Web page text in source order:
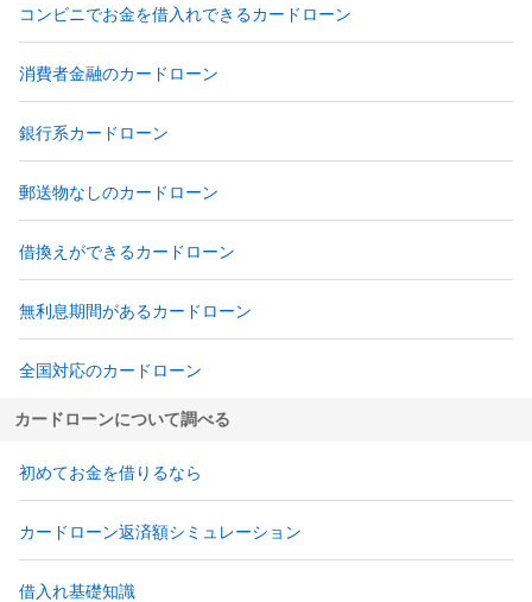
コンビニでお金を借入れできるカードローン
消費者金融のカードローン
銀行系カードローン
郵送物なしのカードローン
借換えができるカードローン
無利息期間があるカードローン
全国対応のカードローン
カードローンについて調べる
初めてお金を借りるなら
カードローン返済額シミュレーション
借入れ基礎知識